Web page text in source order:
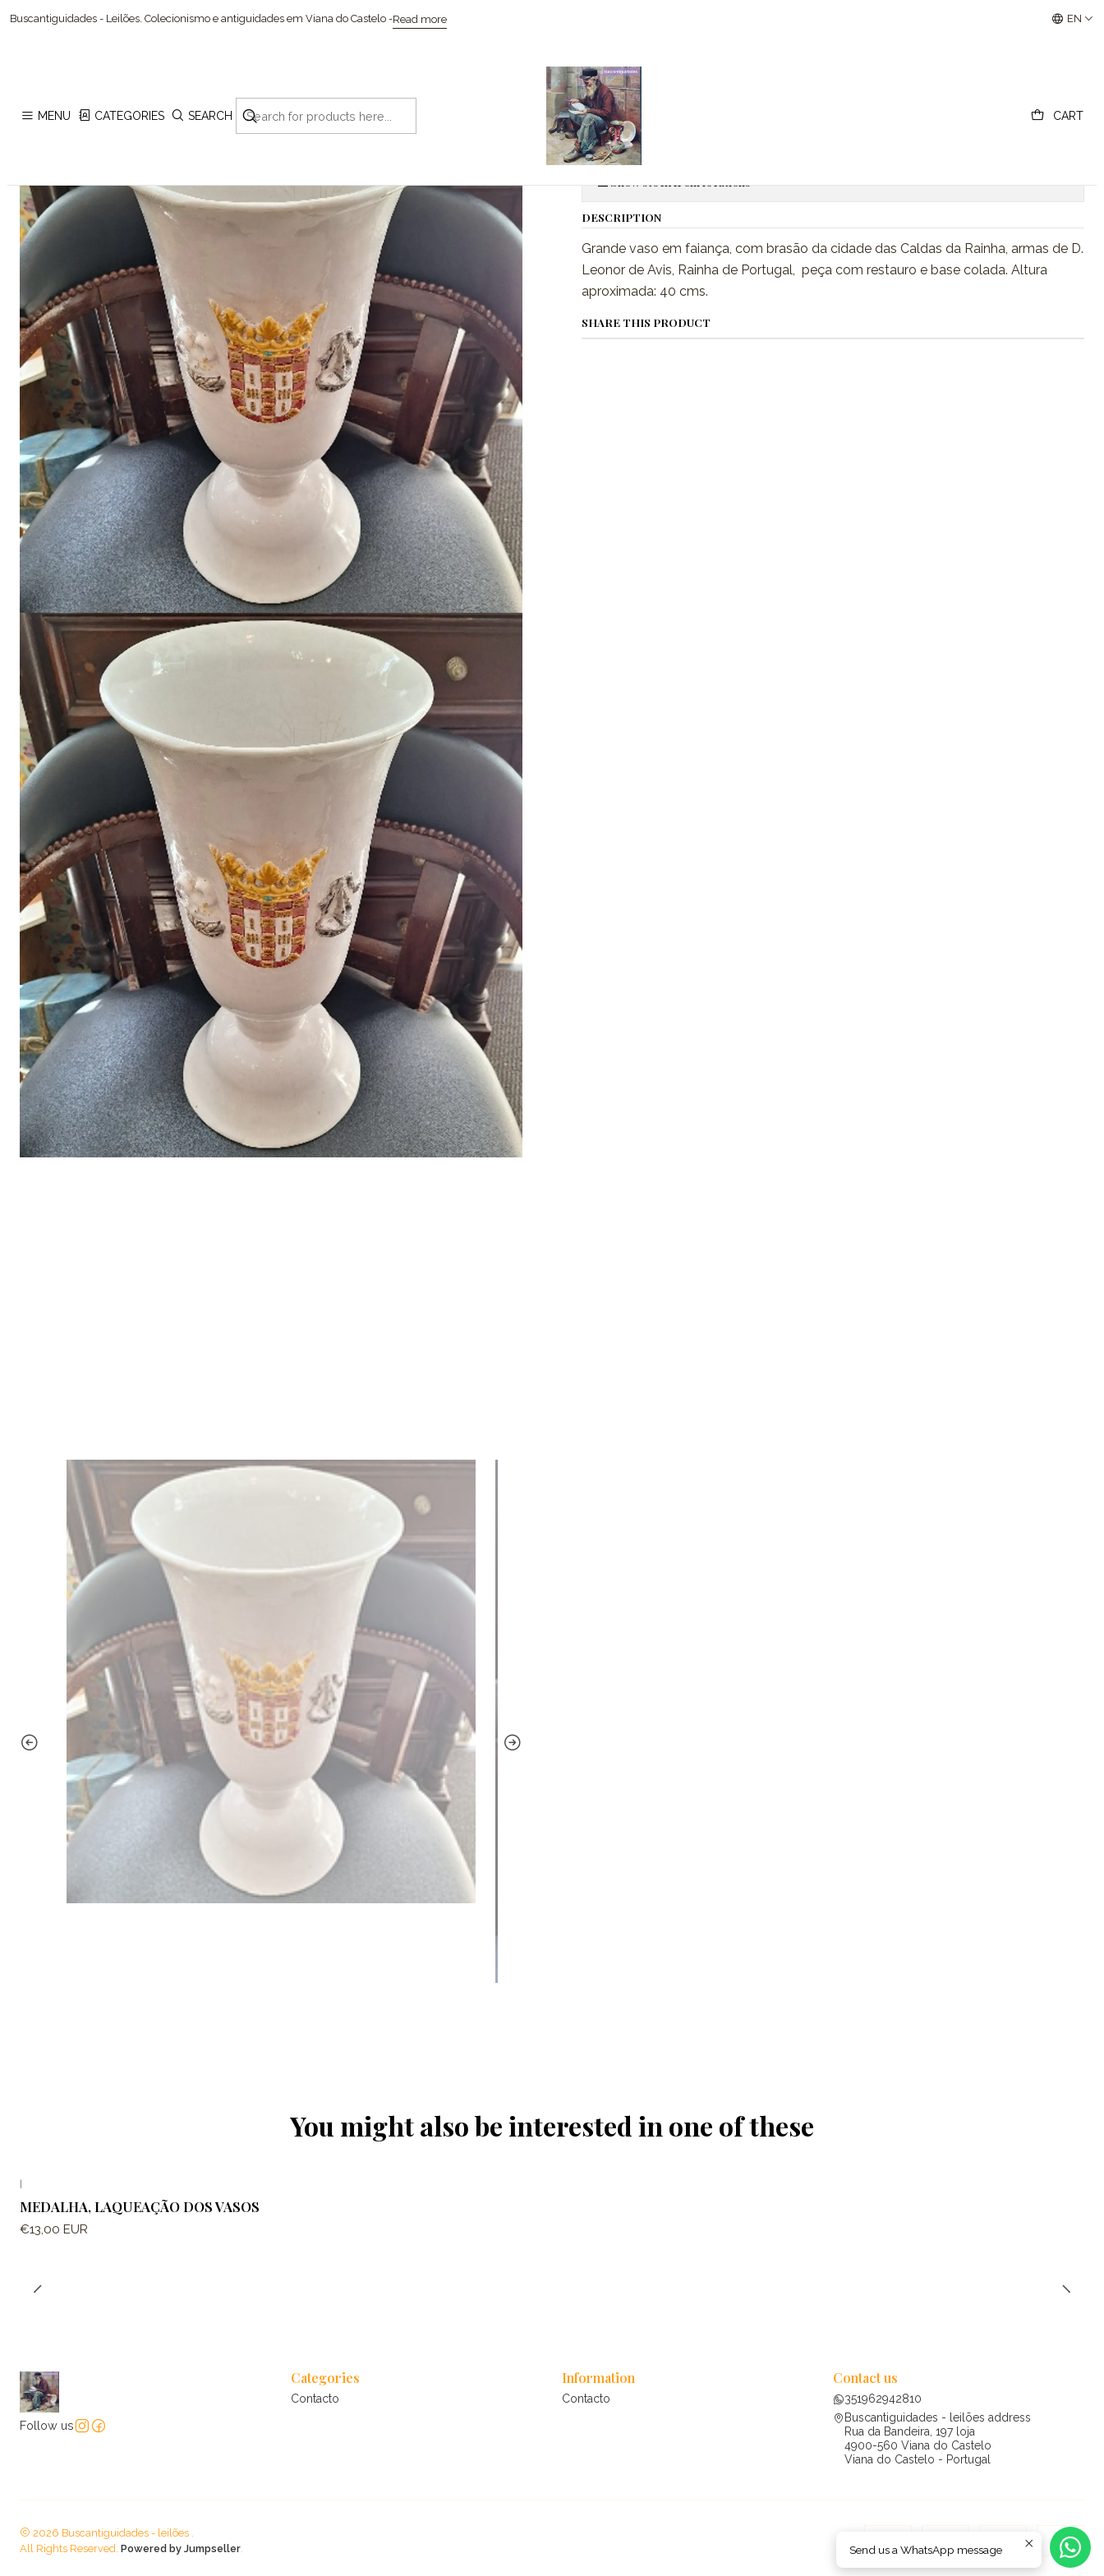
MENU CATEGORIES SEARCH CART
Buscantiguidades - Leilões. Colecionismo e antiguidades em Viana do Castelo -Read more Buscantiguidades - Leilões Colecionismo e EN
Home Cerâmicas
|
Vaso, Brasão das Caldas da Rainha
Quantity
Show stock from locations
DESCRIPTION
Grande vaso em faiança, com brasão da cidade das Caldas da Rainha, armas de D.
Leonor de Avis, Rainha de Portugal, peça com restauro e base colada. Altura
aproximada: 40 cms.
SHARE THIS PRODUCT
You might also be interested in one of these
|
MEDALHA, LAQUEAÇÃO DOS VASOS
€13,00 EUR
Follow us
Categories
Contacto
Information
Contacto
Contact us
351962942810
Buscantiguidades - leilões address
Rua da Bandeira, 197 loja
4900-560 Viana do Castelo
Viana do Castelo - Portugal
2026 Buscantiguidades - leilões .
All Rights Reserved. Powered by Jumpseller Send us a WhatsApp message